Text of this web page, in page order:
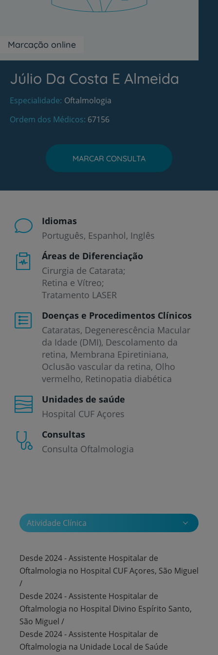
Marcação online
Júlio Da Costa E Almeida
Especialidade Oftalmologia
Ordem dos Médicos 67156
MARCAR CONSULTA
Idiomas
Português Espanhol Inglês
Áreas de Diferenciação
Cirurgia de Catarata;
Retina e Vítreo;
Tratamento LASER
Doenças e Procedimentos Clínicos
Cataratas Degenerescência Macular
da Idade (DMI) Descolamento da
retina Membrana Epiretiniana
Oclusão vascular da retina Olho
vermelho Retinopatia diabética
Unidades de saúde
Hospital CUF Açores
Consultas
Consulta Oftalmologia
Atividade Clínica
Desde 2024 - Assistente Hospitalar de
Oftalmologia no Hospital CUF Açores, São Miguel
/
Desde 2024 - Assistente Hospitalar de
Oftalmologia no Hospital Divino Espírito Santo,
São Miguel /
Desde 2024 - Assistente Hospitalar de
Oftalmologia na Unidade Local de Saúde